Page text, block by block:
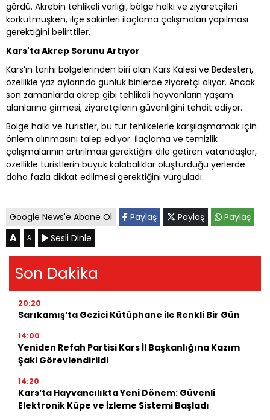
gördü. Akrebin tehlikeli varlığı, bölge halkı ve ziyaretçileri
korkutmuşken, ilçe sakinleri ilaçlama çalışmaları yapılması
gerektiğini belirttiler.
Kars'ta Akrep Sorunu Artıyor
Kars’ın tarihi bölgelerinden biri olan Kars Kalesi ve Bedesten,
özellikle yaz aylarında günlük binlerce ziyaretçi alıyor. Ancak
son zamanlarda akrep gibi tehlikeli hayvanların yaşam
alanlarına girmesi, ziyaretçilerin güvenliğini tehdit ediyor.
Bölge halkı ve turistler, bu tür tehlikelerle karşılaşmamak için
önlem alınmasını talep ediyor. İlaçlama ve temizlik
çalışmalarının artırılması gerektiğini dile getiren vatandaşlar,
özellikle turistlerin büyük kalabalıklar oluşturduğu yerlerde
daha fazla dikkat edilmesi gerektiğini vurguladı.
Google News'e Abone Ol Paylaş Paylaş Paylaş
A A Sesli Dinle
Son Dakika
20:20
Sarıkamış’ta Gezici Kütüphane ile Renkli Bir Gün
14:00
Yeniden Refah Partisi Kars İl Başkanlığına Kazım
Şaki Görevlendirildi
14:20
Kars’ta Hayvancılıkta Yeni Dönem: Güvenli
Elektronik Küpe ve İzleme Sistemi Başladı